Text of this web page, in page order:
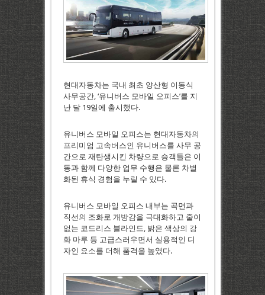
현대자동차는 국내 최초 양산형 이동식
사무공간, ‘유니버스 모바일 오피스’를 지
난 달 19일에 출시했다.
유니버스 모바일 오피스는 현대자동차의
프리미엄 고속버스인 유니버스를 사무 공
간으로 재탄생시킨 차량으로 승객들은 이
동과 함께 다양한 업무 수행은 물론 차별
화된 휴식 경험을 누릴 수 있다.
유니버스 모바일 오피스 내부는 곡면과
직선의 조화로 개방감을 극대화하고 줄이
없는 코드리스 블라인드, 밝은 색상의 강
화 마루 등 고급스러우면서 실용적인 디
자인 요소를 더해 품격을 높였다.